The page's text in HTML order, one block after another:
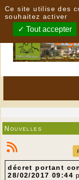
Nouvelles
décret portant
28/02/2017 09:44
Ce site utilise des
souhaitez activer
Tout accepter